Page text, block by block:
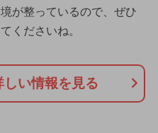
が整っているので、ぜひ
くださいね。
い情報を見る